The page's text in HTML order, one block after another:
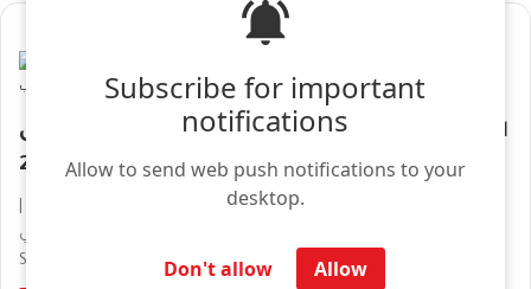
Subscribe for important
notifications
Allow to send web push notifications to your
desktop.
Don't allow Allow
الدراسة في جورجيا أوروبا دليل الطالب الشامل
لعام 2026 – 2027
التخصصات والأسعار والقبول الجامعي Comprehensive Student Guide
Study…